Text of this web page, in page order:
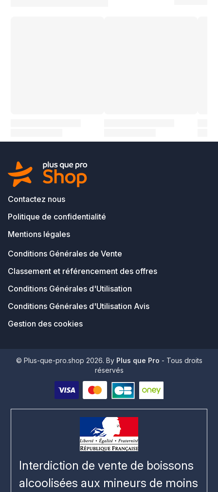
Contactez nous
Politique de confidentialité
Mentions légales
Conditions Générales de Vente
Classement et référencement des offres
Conditions Générales d'Utilisation
Conditions Générales d'Utilisation Avis
Gestion des cookies
© Plus-que-pro.shop 2026. By Plus que Pro - Tous droits
réservés
Interdiction de vente de boissons
alcoolisées aux mineurs de moins